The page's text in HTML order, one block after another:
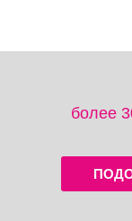
более